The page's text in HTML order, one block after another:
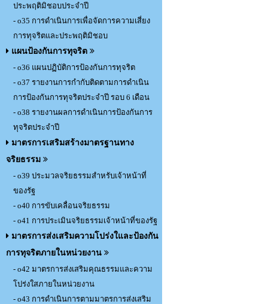
ประพฤติมิชอบประจำปี
- o35 การดำเนินการเพื่อจัดการความเสี่ยง
การทุจริตและประพฤติมิชอบ
แผนป้องกันการทุจริต
- o36 แผนปฏิบัติการป้องกันการทุจริต
- o37 รายงานการกำกับติดตามการดำเนิน
การป้องกันการทุจริตประจำปี รอบ 6 เดือน
- o38 รายงานผลการดำเนินการป้องกันการ
ทุจริตประจำปี
มาตรการเสริมสร้างมาตรฐานทาง
จริยธรรม
- o39 ประมวลจริยธรรมสำหรับเจ้าหน้าที่
ของรัฐ
- o40 การขับเคลื่อนจริยธรรม
- o41 การประเมินจริยธรรมเจ้าหน้าที่ของรัฐ
มาตรการส่งเสริมความโปร่งใและป้องกัน
การทุจริตภายในหน่วยงาน
- o42 มาตรการส่งเสริมคุณธรรมและความ
โปร่งใสภายในหน่วยงาน
- o43 การดำเนินการตามมาตรการส่งเสริม